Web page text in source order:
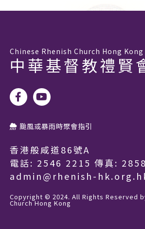
Chinese Rhenish Church Hong Kong
中華基督教禮賢
颱風或暴雨時聚會指引
香港般咸道86號A
電話: 2546 2215 傳真:
admin@rhenish-
Copyright © 2024. All Rights Reserved
Church Hong Kong